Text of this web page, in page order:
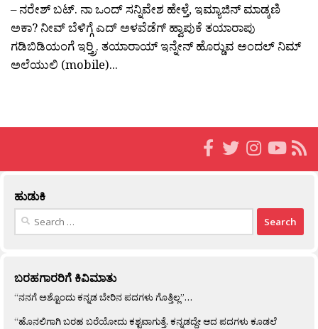
– ನರೇಶ್ ಬಟ್. ನಾ ಒಂದ್ ಸನ್ನಿವೇಶ ಹೇಳ್ತೆ, ಇಮ್ಯಾಜಿನ್ ಮಾಡ್ಕಣಿ
ಅಕಾ? ನೀವ್ ಬೆಳಿಗ್ಗೆ ಎದ್ ಅಳವೆಡೆಗ್ ಹ್ವಾಪುಕೆ ತಯಾರಾಪು
ಗಡಿಬಿಡಿಯಂಗೆ ಇರ‍್ತ್ರಿ. ತಯಾರಾಯ್ ಇನ್ನೇನ್ ಹೊರ‍್ಡುವ ಅಂದಲ್ ನಿಮ್
ಅಲೆಯುಲಿ (mobile)...
ಹುಡುಕಿ
Search
ಬರಹಗಾರರಿಗೆ ಕಿವಿಮಾತು
“ನನಗೆ ಅಶ್ಟೊಂದು ಕನ್ನಡ ಬೇರಿನ ಪದಗಳು ಗೊತ್ತಿಲ್ಲ”…
“ಹೊನಲಿಗಾಗಿ ಬರಹ ಬರೆಯೋದು ಕಶ್ಟವಾಗುತ್ತೆ. ಕನ್ನಡದ್ದೇ ಆದ ಪದಗಳು ಕೂಡಲೆ